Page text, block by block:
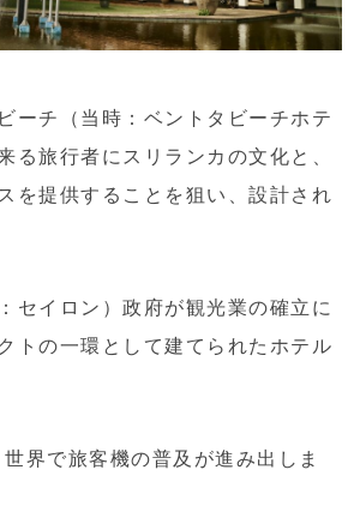
ーチ（当時：ベントタビーチホテ
る旅行者にスリランカの文化と、
を提供することを狙い、設計され
セイロン）政府が観光業の確立に
トの一環として建てられたホテル
界で旅客機の普及が進み出しま